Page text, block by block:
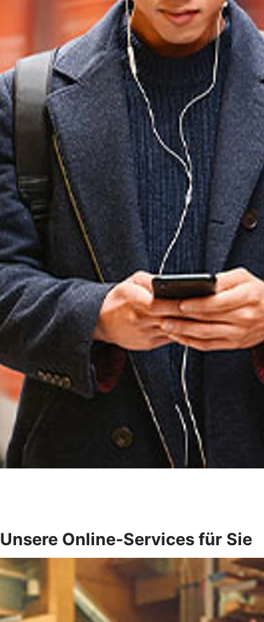
Unsere Online-Services für Sie